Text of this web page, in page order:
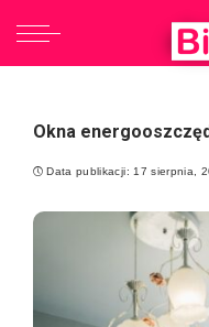
Okna
Data publikacji: 17 sierpnia,